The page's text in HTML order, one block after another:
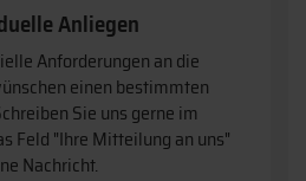
Anliegen
Anforderungen an die
einen bestimmten
Sie uns gerne im
Feld "Ihre Mitteilung an uns"
Nachricht.